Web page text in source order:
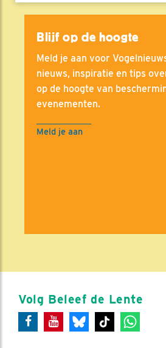
Blijf op de hoogte
Meld je aan voor
nieuws, inspiratie en tips
op de hoogte van
evenementen.
Meld je aan
Volg Beleef de Lente